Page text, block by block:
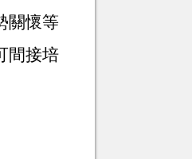
關懷等
間接培